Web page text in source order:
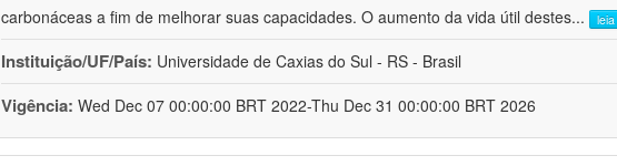
carbonáceas a fim de melhorar suas capacidades. O aumento da vida útil destes...
Instituição/UF/País: Universidade de Caxias do Sul - RS - Brasil
Vigência: Wed Dec 07 00:00:00 BRT 2022-Thu Dec 31 00:00:00 BRT 2026